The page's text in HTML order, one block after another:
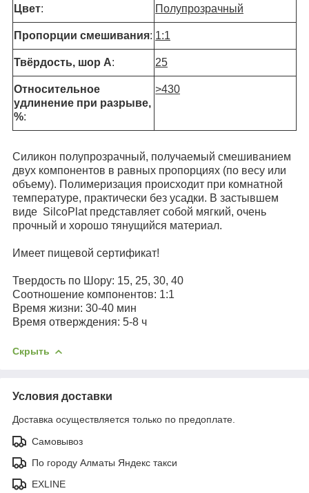
Цвет: Полупрозрачный
Пропорции смешивания: 1:1
Твёрдость, шор А: 25
Относительное
удлинение при разрыве,
%:
>430
Силикон полупрозрачный, получаемый смешиванием
двух компонентов в равных пропорциях (по весу или
объему). Полимеризация происходит при комнатной
температуре, практически без усадки. В застывшем
виде SilcoPlat представляет собой мягкий, очень
прочный и хорошо тянущийся материал.
Имеет пищевой сертификат!
Твердость по Шору: 15, 25, 30, 40
Соотношение компонентов: 1:1
Время жизни: 30-40 мин
Время отверждения: 5-8 ч
Скрыть
Условия доставки
Доставка осуществляется только по предоплате.
Самовывоз
По городу Алматы Яндекс такси
EXLINE